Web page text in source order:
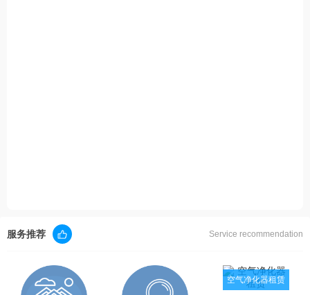
服务推荐 Service recommendation
空气净化器租赁